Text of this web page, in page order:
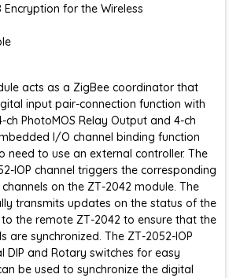
Encryption for the Wireless
acts as a ZigBee coordinator that
input pair-connection function with
PhotoMOS Relay Output and 4-ch
I/O channel binding function
need to use an external controller. The
IOP channel triggers the corresponding
on the ZT-2042 module. The
transmits updates on the status of the
the remote ZT-2042 to ensure that the
are synchronized. The ZT-2052-IOP
DIP and Rotary switches for easy
be used to synchronize the digital